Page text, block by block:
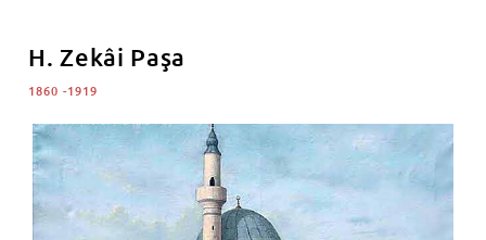
H. Zekâi Paşa
1860 -1919